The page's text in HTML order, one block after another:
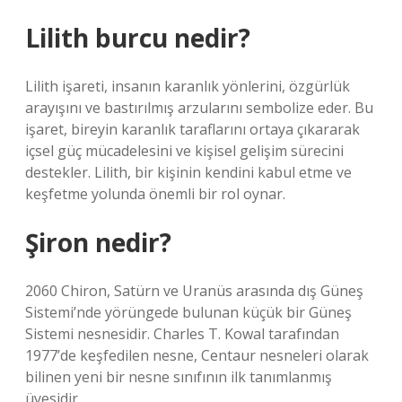
Lilith burcu nedir?
Lilith işareti, insanın karanlık yönlerini, özgürlük
arayışını ve bastırılmış arzularını sembolize eder. Bu
işaret, bireyin karanlık taraflarını ortaya çıkararak
içsel güç mücadelesini ve kişisel gelişim sürecini
destekler. Lilith, bir kişinin kendini kabul etme ve
keşfetme yolunda önemli bir rol oynar.
Şiron nedir?
2060 Chiron, Satürn ve Uranüs arasında dış Güneş
Sistemi’nde yörüngede bulunan küçük bir Güneş
Sistemi nesnesidir. Charles T. Kowal tarafından
1977’de keşfedilen nesne, Centaur nesneleri olarak
bilinen yeni bir nesne sınıfının ilk tanımlanmış